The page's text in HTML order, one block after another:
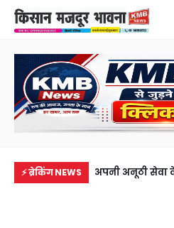
⚡ ब्रेकिंग NEWS
ट्राली की चपेट में आई
अपनी अनूठी सेवा